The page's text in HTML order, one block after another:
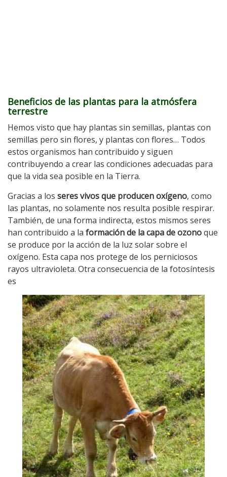
Beneficios de las plantas para la atmósfera
terrestre
Hemos visto que hay plantas sin semillas, plantas con
semillas pero sin flores, y plantas con flores… Todos
estos organismos han contribuido y siguen
contribuyendo a crear las condiciones adecuadas para
que la vida sea posible en la Tierra.
Gracias a los seres vivos que producen oxígeno, como
las plantas, no solamente nos resulta posible respirar.
También, de una forma indirecta, estos mismos seres
han contribuido a la formación de la capa de ozonoque
se produce por la acción de la luz solar sobre el
oxígeno. Esta capa nos protege de los perniciosos
rayos ultravioleta. Otra consecuencia de la fotosíntesis
es